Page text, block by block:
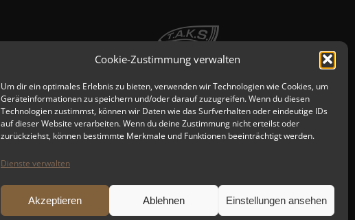
Cookie-Zustimmung verwalten
Um dir ein optimales Erlebnis zu bieten, verwenden wir Technologien wie Cookies, um
Geräteinformationen zu speichern und/oder darauf zuzugreifen. Wenn du diesen
Technologien zustimmst, können wir Daten wie das Surfverhalten oder eindeutige IDs
auf dieser Website verarbeiten. Wenn du deine Zustimmung nicht erteilst oder
zurückziehst, können bestimmte Merkmale und Funktionen beeinträchtigt werden.
Dienste verwalten
Akzeptieren Ablehnen Einstellungen ansehen